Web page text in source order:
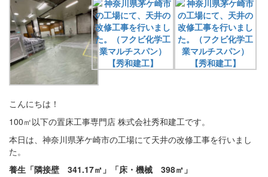
こんにちは！
100㎡以下の置床工事専門店 株式会社秀和建工です。
本日は、神奈川県茅ケ崎市の工場にて天井の改修工事を行いまし
た。
養生「隣接壁 341.17㎡」
「床・機械 398㎡」